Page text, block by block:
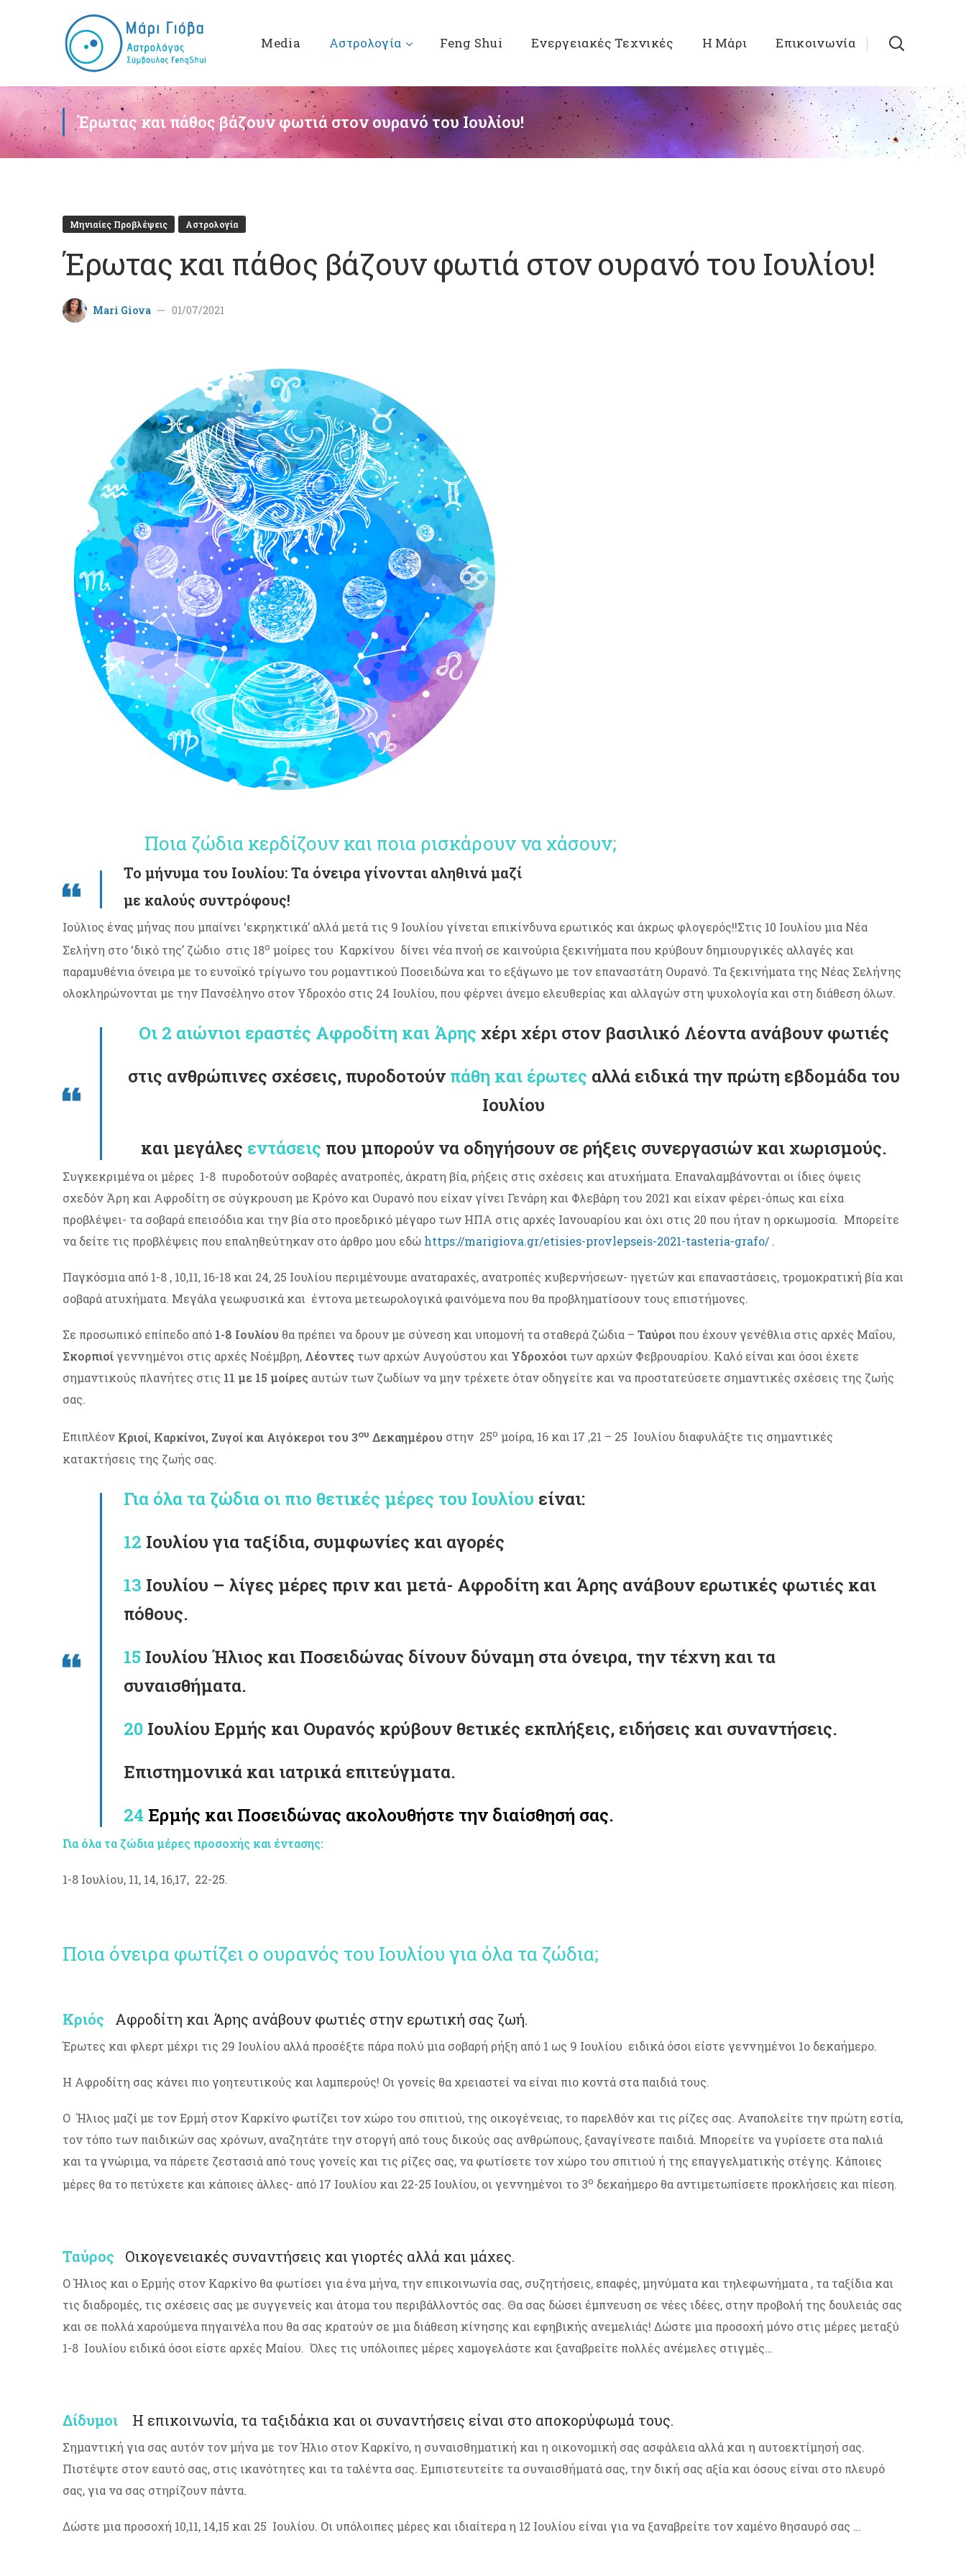
Media Αστρολογία Feng Shui Ενεργειακές Τεχνικές Η Μάρι Επικοινωνία
Έρωτας και πάθος βάζουν φωτιά στον ουρανό του Ιουλίου!
Μηνιαίες Προβλέψεις Αστρολογία
Έρωτας και πάθος βάζουν φωτιά στον ουρανό του Ιουλίου!
Mari Giova 01/07/2021
Ποια ζώδια κερδίζουν και ποια ρισκάρουν να χάσουν;
Το μήνυμα του Ιουλίου: Τα όνειρα γίνονται αληθινά μαζί
με καλούς συντρόφους!
Ιούλιος ένας μήνας που μπαίνει ‘εκρηκτικά’ αλλά μετά τις 9 Ιουλίου γίνεται επικίνδυνα ερωτικός και άκρως φλογερός!!Στις 10 Ιουλίου μια Νέα
Σελήνη στο ‘δικό της’ ζώδιο στις 18ο μοίρες του Καρκίνου δίνει νέα πνοή σε καινούρια ξεκινήματα που κρύβουν δημιουργικές αλλαγές και
παραμυθένια όνειρα με το ευνοϊκό τρίγωνο του ρομαντικού Ποσειδώνα και το εξάγωνο με τον επαναστάτη Ουρανό. Τα ξεκινήματα της Νέας Σελήνης
ολοκληρώνονται με την Πανσέληνο στον Υδροχόο στις 24 Ιουλίου, που φέρνει άνεμο ελευθερίας και αλλαγών στη ψυχολογία και στη διάθεση όλων.
Οι 2 αιώνιοι εραστές Αφροδίτη και Άρης χέρι χέρι στον βασιλικό Λέοντα ανάβουν φωτιές
στις ανθρώπινες σχέσεις, πυροδοτούνπάθη και έρωτες αλλά ειδικά την πρώτη εβδομάδα του
Ιουλίου
και μεγάλες εντάσεις που μπορούν να οδηγήσουν σε ρήξεις συνεργασιών και χωρισμούς.
Συγκεκριμένα οι μέρες 1-8 πυροδοτούν σοβαρές ανατροπές, άκρατη βία, ρήξεις στις σχέσεις και ατυχήματα. Επαναλαμβάνονται οι ίδιες όψεις
σχεδόν Άρη και Αφροδίτη σε σύγκρουση με Κρόνο και Ουρανό που είχαν γίνει Γενάρη και Φλεβάρη του 2021 και είχαν φέρει-όπως και είχα
προβλέψει- τα σοβαρά επεισόδια και την βία στο προεδρικό μέγαρο των ΗΠΑ στις αρχές Ιανουαρίου και όχι στις 20 που ήταν η ορκωμοσία. Μπορείτε
να δείτε τις προβλέψεις που επαληθεύτηκαν στο άρθρο μου εδώ https://marigiova.gr/etisies-provlepseis-2021-tasteria-grafo/ .
Παγκόσμια από 1-8 , 10,11, 16-18 και 24, 25 Ιουλίου περιμένουμε αναταραχές, ανατροπές κυβερνήσεων- ηγετών και επαναστάσεις, τρομοκρατική βία και
σοβαρά ατυχήματα. Μεγάλα γεωφυσικά και έντονα μετεωρολογικά φαινόμενα που θα προβληματίσουν τους επιστήμονες.
Σε προσωπικό επίπεδο από 1-8 Ιουλίου θα πρέπει να δρουν με σύνεση και υπομονή τα σταθερά ζώδια – Ταύροι που έχουν γενέθλια στις αρχές Μαΐου,
Σκορπιοίγεννημένοι στις αρχές Νοέμβρη, Λέοντες των αρχών Αυγούστου και Υδροχόοι των αρχών Φεβρουαρίου. Καλό είναι και όσοι έχετε
σημαντικούς πλανήτες στις 11 με 15 μοίρες αυτών των ζωδίων να μην τρέχετε όταν οδηγείτε και να προστατεύσετε σημαντικές σχέσεις της ζωής
σας.
Επιπλέον Κριοί, Καρκίνοι, Ζυγοί και Αιγόκεροι του 3ου Δεκαημέρου στην 25ο μοίρα, 16 και 17 ,21 – 25 Ιουλίου διαφυλάξτε τις σημαντικές
κατακτήσεις της ζωής σας.
Για όλα τα ζώδια οι πιο θετικές μέρες του Ιουλίου είναι:
12 Ιουλίου για ταξίδια, συμφωνίες και αγορές
13 Ιουλίου – λίγες μέρες πριν και μετά- Αφροδίτη και Άρης ανάβουν ερωτικές φωτιές και
πόθους.
15 Ιουλίου Ήλιος και Ποσειδώνας δίνουν δύναμη στα όνειρα, την τέχνη και τα
συναισθήματα.
20 Ιουλίου Ερμής και Ουρανός κρύβουν θετικές εκπλήξεις, ειδήσεις και συναντήσεις.
Επιστημονικά και ιατρικά επιτεύγματα.
24 Ερμής και Ποσειδώνας ακολουθήστε την διαίσθησή σας.
Για όλα τα ζώδια μέρες προσοχής και έντασης:
1-8 Ιουλίου, 11, 14, 16,17, 22-25.
Ποια όνειρα φωτίζει ο ουρανός του Ιουλίου για όλα τα ζώδια;
Κριός Αφροδίτη και Άρης ανάβουν φωτιές στην ερωτική σας ζωή.
Έρωτες και φλερτ μέχρι τις 29 Ιουλίου αλλά προσέξτε πάρα πολύ μια σοβαρή ρήξη από 1 ως 9 Ιουλίου ειδικά όσοι είστε γεννημένοι 1ο δεκαήμερο.
Η Αφροδίτη σας κάνει πιο γοητευτικούς και λαμπερούς! Οι γονείς θα χρειαστεί να είναι πιο κοντά στα παιδιά τους.
Ο Ήλιος μαζί με τον Ερμή στον Καρκίνο φωτίζει τον χώρο του σπιτιού, της οικογένειας, το παρελθόν και τις ρίζες σας. Αναπολείτε την πρώτη εστία,
τον τόπο των παιδικών σας χρόνων, αναζητάτε την στοργή από τους δικούς σας ανθρώπους, ξαναγίνεστε παιδιά. Μπορείτε να γυρίσετε στα παλιά
και τα γνώριμα, να πάρετε ζεστασιά από τους γονείς και τις ρίζες σας, να φωτίσετε τον χώρο του σπιτιού ή της επαγγελματικής στέγης. Κάποιες
μέρες θα το πετύχετε και κάποιες άλλες- από 17 Ιουλίου και 22-25 Ιουλίου, οι γεννημένοι το 3ο δεκαήμερο θα αντιμετωπίσετε προκλήσεις και πίεση.
Ταύρος Οικογενειακές συναντήσεις και γιορτές αλλά και μάχες.
Ο Ήλιος και ο Ερμής στον Καρκίνο θα φωτίσει για ένα μήνα, την επικοινωνία σας, συζητήσεις, επαφές, μηνύματα και τηλεφωνήματα , τα ταξίδια και
τις διαδρομές, τις σχέσεις σας με συγγενείς και άτομα του περιβάλλοντός σας. Θα σας δώσει έμπνευση σε νέες ιδέες, στην προβολή της δουλειάς σας
και σε πολλά χαρούμενα πηγαινέλα που θα σας κρατούν σε μια διάθεση κίνησης και εφηβικής ανεμελιάς! Δώστε μια προσοχή μόνο στις μέρες μεταξύ
1-8 Ιουλίου ειδικά όσοι είστε αρχές Μαίου. Όλες τις υπόλοιπες μέρες χαμογελάστε και ξαναβρείτε πολλές ανέμελες στιγμές…
Δίδυμοι Η επικοινωνία, τα ταξιδάκια και οι συναντήσεις είναι στο αποκορύφωμά τους.
Σημαντική για σας αυτόν τον μήνα με τον Ήλιο στον Καρκίνο, η συναισθηματική και η οικονομική σας ασφάλεια αλλά και η αυτοεκτίμησή σας.
Πιστέψτε στον εαυτό σας, στις ικανότητες και τα ταλέντα σας. Εμπιστευτείτε τα συναισθήματά σας, την δική σας αξία και όσους είναι στο πλευρό
σας, για να σας στηρίζουν πάντα.
Δώστε μια προσοχή 10,11, 14,15 και 25 Ιουλίου. Οι υπόλοιπες μέρες και ιδιαίτερα η 12 Ιουλίου είναι για να ξαναβρείτε τον χαμένο θησαυρό σας …